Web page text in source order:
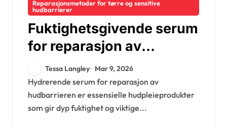
Reparasjonsmetoder for tørre og sensitive
hudbarrierer
Fuktighetsgivende serum
for reparasjon av
hudbarrieren:
Ingredienser, fordeler,
påføring
Tessa Langley Mar 9, 2026
Hydrerende serum for reparasjon av
hudbarrieren er essensielle hudpleieprodukter
som gir dyp fuktighet og viktige...